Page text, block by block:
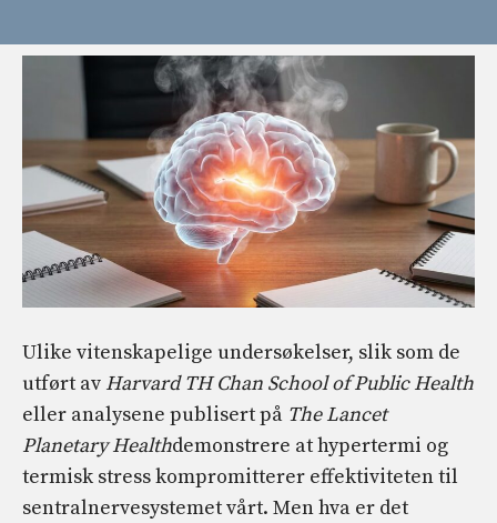
Ulike vitenskapelige undersøkelser, slik som de
utført av Harvard TH Chan School of Public Health
eller analysene publisert på The Lancet
Planetary Healthdemonstrere at hypertermi og
termisk stress kompromitterer effektiviteten til
sentralnervesystemet vårt. Men hva er det